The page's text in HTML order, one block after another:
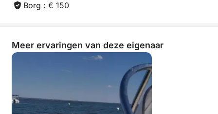
Borg : € 150
Meer ervaringen van deze eigenaar